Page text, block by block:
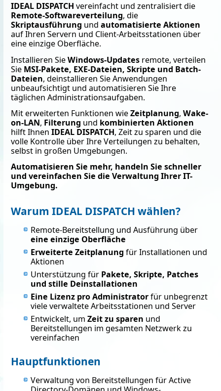
IDEAL DISPATCH vereinfacht und zentralisiert die
Remote-Softwareverteilung, die
Skriptausführung und automatisierte Aktionen
auf Ihren Servern und Client-Arbeitsstationen über
eine einzige Oberfläche.
Installieren SieWindows-Updates remote, verteilen
Sie MSI-Pakete, EXE-Dateien, Skripte und Batch-
Dateien, deinstallieren Sie Anwendungen
unbeaufsichtigt und automatisieren Sie Ihre
täglichen Administrationsaufgaben.
Mit erweiterten Funktionen wieZeitplanung, Wake-
on-LAN, Filterung und kombinierten Aktionen
hilft Ihnen IDEAL DISPATCH, Zeit zu sparen und die
volle Kontrolle über Ihre Verteilungen zu behalten,
selbst in großen Umgebungen.
Automatisieren Sie mehr, handeln Sie schneller
und vereinfachen Sie die Verwaltung Ihrer IT-
Umgebung.
Warum IDEAL DISPATCH wählen?
Remote-Bereitstellung und Ausführung über
eine einzige Oberfläche
Erweiterte Zeitplanung für Installationen und
Aktionen
Unterstützung für Pakete, Skripte, Patches
und stille Deinstallationen
Eine Lizenz pro Administratorfür unbegrenzt
viele verwaltete Arbeitsstationen und Server
Entwickelt, um Zeit zu sparen und
Bereitstellungen im gesamten Netzwerk zu
vereinfachen
Hauptfunktionen
Verwaltung von Bereitstellungen für Active